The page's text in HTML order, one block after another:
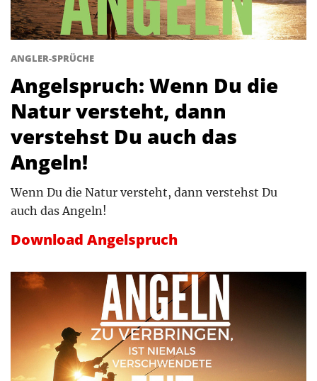
ANGLER-SPRÜCHE
Angelspruch: Wenn Du die
Natur versteht, dann
verstehst Du auch das
Angeln!
Wenn Du die Natur versteht, dann verstehst Du
auch das Angeln!
Download Angelspruch